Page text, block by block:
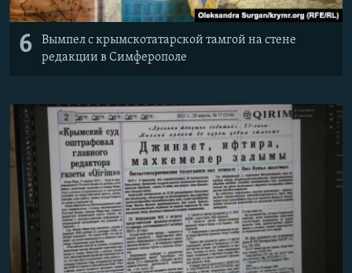
6
Вымпел с крымскотатарской тамгой на стене
редакции в Симферополе